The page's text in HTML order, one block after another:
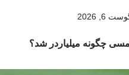
6, 2026
مسی چگونه میلیاردر شد؟